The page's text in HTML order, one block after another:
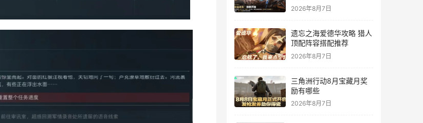
2026年8月7日
遗忘之海爱德华攻略 猎人
顶配阵容搭配推荐
2026年8月7日
三角洲行动8月宝藏月奖
励有哪些
2026年8月7日